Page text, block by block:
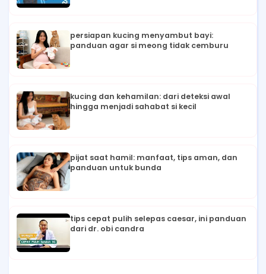
persiapan kucing menyambut bayi:
panduan agar si meong tidak cemburu
kucing dan kehamilan: dari deteksi awal
hingga menjadi sahabat si kecil
pijat saat hamil: manfaat, tips aman, dan
panduan untuk bunda
tips cepat pulih selepas caesar, ini panduan
dari dr. obi candra